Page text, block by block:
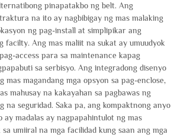
pinapatakbo ng belt. Ang
na ito ay nagbibigay ng mas malaking
ng pag-install at simplipikar ang
facilty. Ang mas maliit na sukat ay umuudyok
access para sa maintenance kapag
sa serbisyo. Ang integradong disenyo
mas magandang mga opsyon sa pag-enclose,
mahusay na kakayahan sa pagbawas ng
na seguridad. Saka pa, ang kompaktnong anyo
ay madalas ay nagpapahintulot ng mas
umiiral na mga facilidad kung saan ang mga